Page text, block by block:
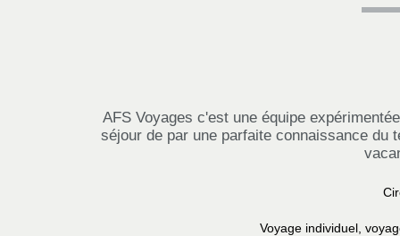
AFS Voyages c'est une équipe
séjour de par une parfaite connaissance
Voyage individuel,